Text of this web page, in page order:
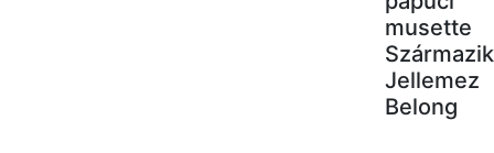
musette
Származik
Jellemez
Belong